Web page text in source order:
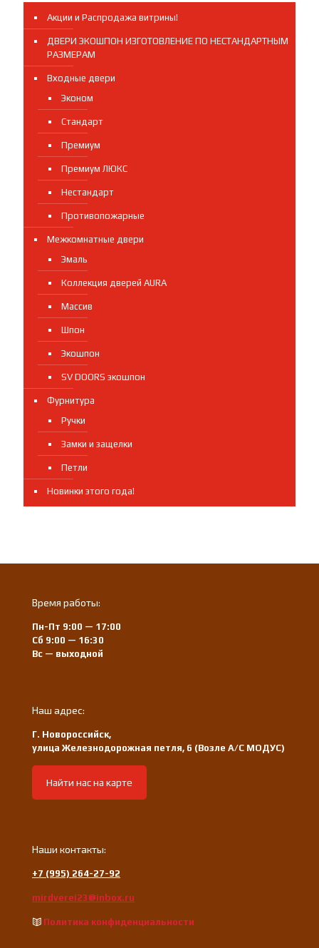
Акции и Распродажа витрины!
ДВЕРИ ЭКОШПОН ИЗГОТОВЛЕНИЕ ПО НЕСТАНДАРТНЫМ
РАЗМЕРАМ
Входные двери
Эконом
Стандарт
Премиум
Премиум ЛЮКС
Нестандарт
Противопожарные
Межкомнатные двери
Эмаль
Коллекция дверей AURA
Массив
Шпон
Экошпон
SV DOORS экошпон
Фурнитура
Ручки
Замки и защелки
Петли
Новинки этого года!
Время работы:
Пн-Пт 9:00 — 17:00
Сб 9:00 — 16:30
Вс — выходной
Наш адрес:
Г. Новороссийск,
улица Железнодорожная петля, 6 (Возле А/С МОДУС)
Найти нас на карте
Наши контакты:
+7 (995) 264-27-92
mirdverei23@inbox.ru
Политика конфиденциальности